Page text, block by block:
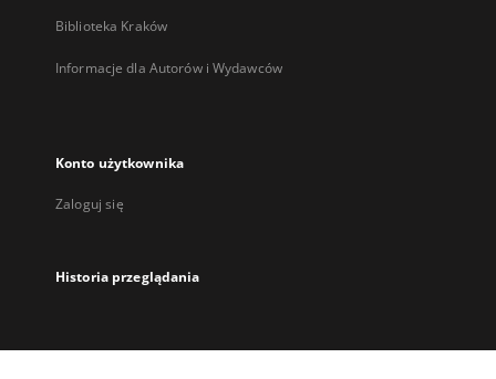
Biblioteka Kraków
Informacje dla Autorów i Wydawców
Konto użytkownika
Zaloguj się
Historia przeglądania